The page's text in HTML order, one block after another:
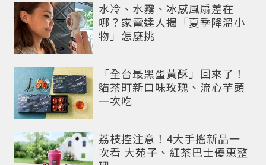
水冷、水霧、冰感風扇差在
哪？家電達人揭「夏季降溫小
物」怎麼挑
「全台最黑蛋黃酥」回來了！
貓茶町新口味玫瑰、流心芋頭
一次吃
荔枝控注意！4大手搖新品一
次看 大苑子、紅茶巴士優惠整